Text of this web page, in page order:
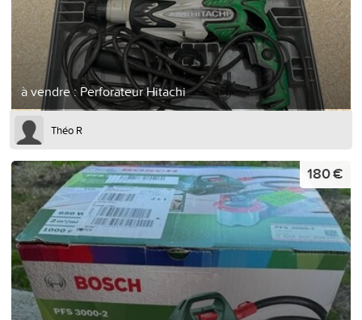
à vendre : Perforateur Hitachi
Théo R
180 €